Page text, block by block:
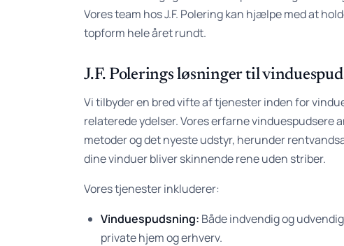
Vores team hos J.F. Polering kan hjælpe med at
topform hele året rundt.
J.F. Polerings løsninger til
Vi tilbyder en bred vifte af tjenester inden for
relaterede ydelser. Vores erfarne vinduespudsere
metoder og det nyeste udstyr, herunder
dine vinduer bliver skinnende rene uden striber.
Vores tjenester inkluderer:
Vinduespudsning: Både indvendig og
private hjem og erhverv.